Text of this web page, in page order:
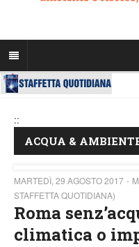
::
ACQUA &
MARTEDÌ, 29 AGOSTO 2017
STAFFETTA QUOTIDIANA)
Roma
climatica o